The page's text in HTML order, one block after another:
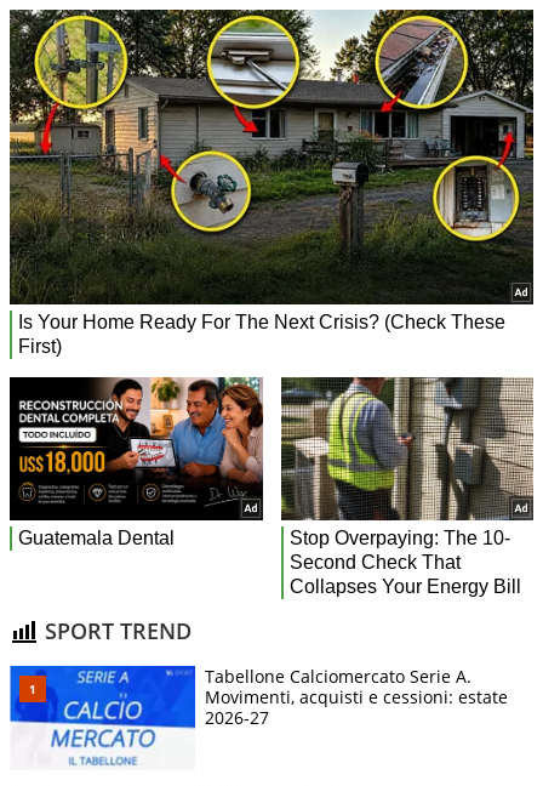
SPORT TREND
Tabellone Calciomercato Serie A.
Movimenti, acquisti e cessioni: estate
2026-27